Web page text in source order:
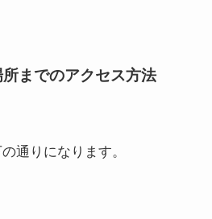
までのアクセス方法
通りになります。